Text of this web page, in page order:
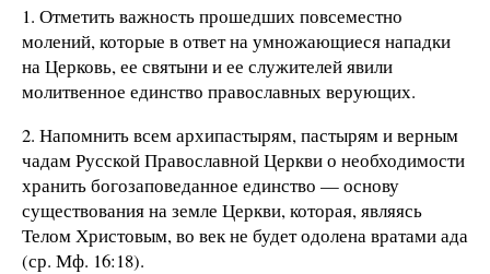
1. Отметить важность прошедших повсеместно
молений, которые в ответ на умножающиеся нападки
на Церковь, ее святыни и ее служителей явили
молитвенное единство православных верующих.
2. Напомнить всем архипастырям, пастырям и верным
чадам Русской Православной Церкви о необходимости
хранить богозаповеданное единство — основу
существования на земле Церкви, которая, являясь
Телом Христовым, во век не будет одолена вратами ада
(ср. Мф. 16:18).